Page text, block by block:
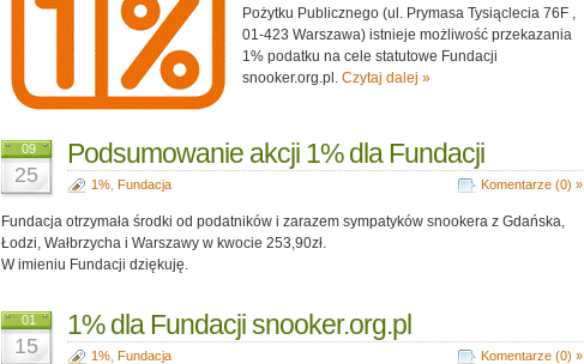
Pożytku Publicznego (ul. Prymasa Tysiąclecia 76F ,
01-423 Warszawa) istnieje możliwość przekazania
1% podatku na cele statutowe Fundacji
snooker.org.pl. Czytaj dalej »
09
25
Podsumowanie akcji 1% dla Fundacji
1% Fundacja Komentarze (0) »
Fundacja otrzymała środki od podatników i zarazem sympatyków snookera z Gdańska,
Łodzi, Wałbrzycha i Warszawy w kwocie 253,90zł.
W imieniu Fundacji dziękuję.
01
15
1% dla Fundacji snooker.org.pl
1% Fundacja Komentarze (0) »